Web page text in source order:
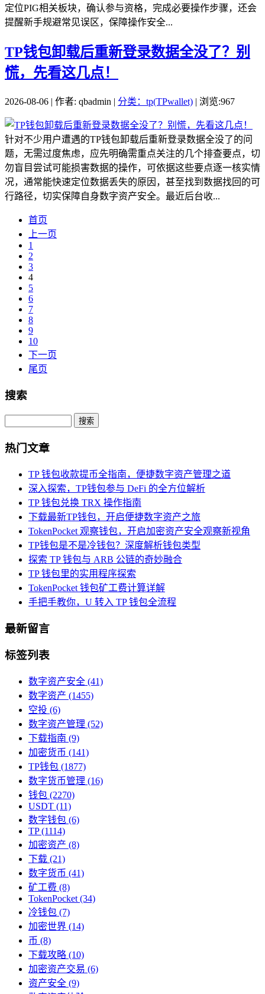
定位PIG相关板块，确认参与资格，完成必要操作步骤，还会
提醒新手规避常见误区，保障操作安全...
TP钱包卸载后重新登录数据全没了？别
慌，先看这几点！
2026-08-06 | 作者: qbadmin | 分类：tp(TPwallet) | 浏览:967
针对不少用户遭遇的TP钱包卸载后重新登录数据全没了的问
题，无需过度焦虑，应先明确需重点关注的几个排查要点，切
勿盲目尝试可能损害数据的操作，可依据这些要点逐一核实情
况，通常能快速定位数据丢失的原因，甚至找到数据找回的可
行路径，切实保障自身数字资产安全。最近后台收...
首页
上一页
1
2
3
4
5
6
7
8
9
10
下一页
尾页
搜索
Search
热门文章
TP 钱包收款提币全指南，便捷数字资产管理之道
深入探索，TP钱包参与 DeFi 的全方位解析
TP 钱包兑换 TRX 操作指南
下载最新TP钱包，开启便捷数字资产之旅
TokenPocket 观察钱包，开启加密资产安全观察新视角
TP钱包是不是冷钱包？深度解析钱包类型
探索 TP 钱包与 ARB 公链的奇妙融合
TP 钱包里的实用程序探索
TokenPocket 钱包矿工费计算详解
手把手教你，U 转入 TP 钱包全流程
最新留言
标签列表
数字资产安全 (41)
数字资产 (1455)
空投 (6)
数字资产管理 (52)
下载指南 (9)
加密货币 (141)
TP钱包 (1877)
数字货币管理 (16)
钱包 (2270)
USDT (11)
数字钱包 (6)
TP(1114)
加密资产 (8)
下载 (21)
数字货币 (41)
矿工费 (8)
TokenPocket (34)
冷钱包 (7)
加密世界 (14)
币 (8)
下载攻略 (10)
加密资产交易 (6)
资产安全 (9)